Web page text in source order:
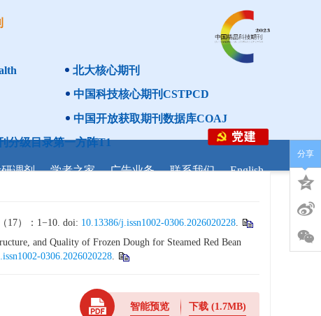
北大核心期刊
中国科技核心期刊CSTPCD
中国开放获取期刊数据库COAJ
分级目录第一方阵T1
调剂 学者之家 广告业务 联系我们
English
17）：1−10. doi: 10.13386/j.issn1002-0306.2026020228.
and Quality of Frozen Dough for Steamed Red Bean
0306.2026020228.
智能预览 下载(1.7MB)
分享